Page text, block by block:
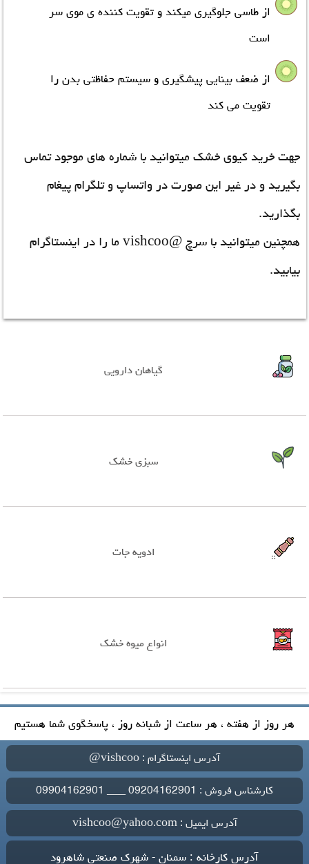
از طاسی جلوگیری میکند و تقویت کننده ی موی سر
است
از ضعف بینایی پیشگیري و سیستم حفاظتی بدن را
تقویت می کند
جهت خرید کیوی خشک میتوانید با شماره های موجود تماس
بگیرید و در غیر این صورت در واتساپ و تلگرام پیغام
بگذارید.
همچنین میتوانید با سرچ @vishcoo ما را در اینستاگرام
بیابید.
گیاهان دارویی
سبزی خشک
ادویه جات
انواع میوه خشک
هر روز از هفته ، هر ساعت از شبانه روز ، پاسخگوی شما هستیم
آدرس اینستاگرام : vishcoo@
کارشناس فروش : 09204162901 ___ 09904162901
آدرس ایمیل : vishcoo@yahoo.com
آدرس کارخانه : سمنان - شهرک صنعتی شاهرود